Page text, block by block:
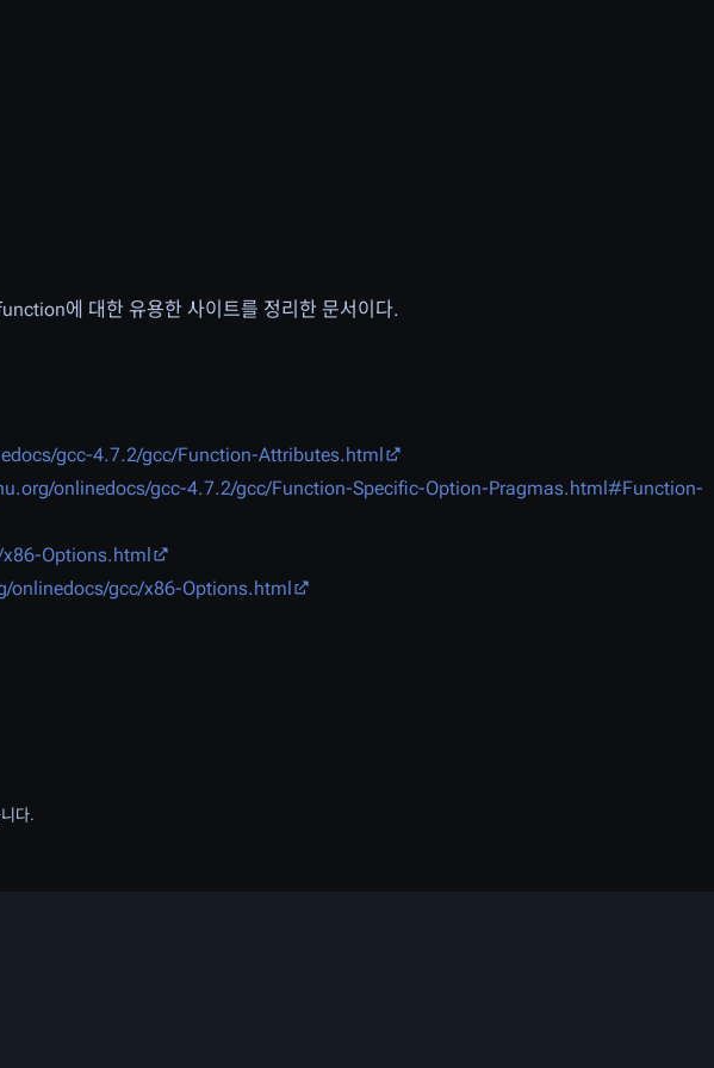
에 대한 유용한 사이트를 정리한 문서이다.
gcc-4.7.2/gcc/Function-Attributes.html
onlinedocs/gcc-4.7.2/gcc/Function-Specific-Option-Pragmas.html#Function-
Options.html
onlinedocs/gcc/x86-Options.html
다.